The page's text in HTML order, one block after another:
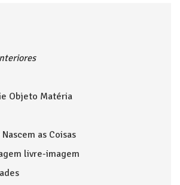
Objeto Matéria
as Coisas
livre-imagem